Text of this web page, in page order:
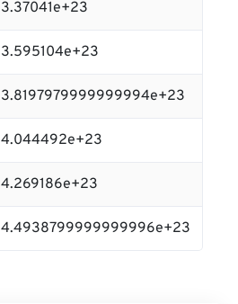
3.37041e+23
3.595104e+23
3.8197979999999994e+23
4.044492e+23
4.269186e+23
4.4938799999999996e+23